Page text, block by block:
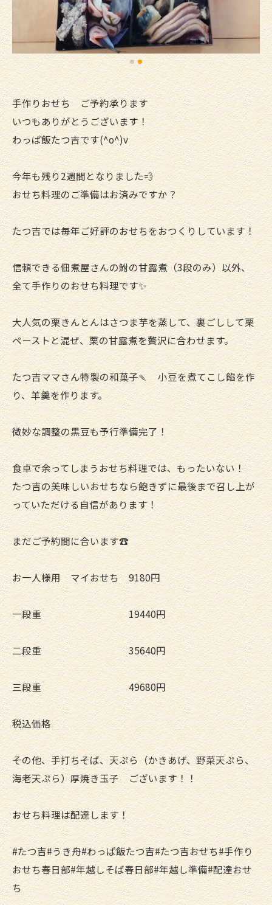
手作りおせち ご予約承ります
いつもありがとうございます！
わっぱ飯たつ吉です(^o^)v
今年も残り2週間となりました💨
おせち料理のご準備はお済みですか？
たつ吉では毎年ご好評のおせちをおつくりしています！
信頼できる佃煮屋さんの鮒の甘露煮（3段のみ）以外、
全て手作りのおせち料理です✨
大人気の栗きんとんはさつま芋を蒸して、裏ごしして栗
ペーストと混ぜ、栗の甘露煮を贅沢に合わせます。
たつ吉ママさん特製の和菓子🍡 小豆を煮てこし餡を作
り、羊羹を作ります。
微妙な調整の黒豆も予行準備完了！
食卓で余ってしまうおせち料理では、もったいない！
たつ吉の美味しいおせちなら飽きずに最後まで召し上が
っていただける自信があります！
まだご予約間に合います☎
お一人様用 マイおせち 9180円
一段重 19440円
二段重 35640円
三段重 49680円
税込価格
その他、手打ちそば、天ぷら（かきあげ、野菜天ぷら、
海老天ぷら）厚焼き玉子 ございます！！
おせち料理は配達します！
#たつ吉#うき舟#わっぱ飯たつ吉#たつ吉おせち#手作り
おせち春日部#年越しそば春日部#年越し準備#配達おせ
ち